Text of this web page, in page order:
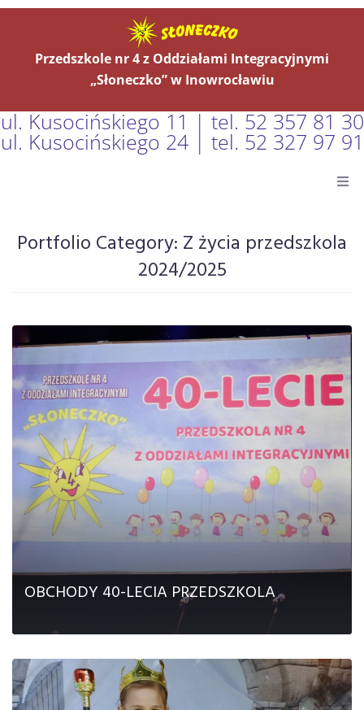
Przedszkole nr 4 z Oddziałami Integracyjnymi
„Słoneczko” w Inowrocławiu
ul. Kusocińskiego 11 | tel. 52 357 81 30
ul. Kusocińskiego 24 | tel. 52 327 97 91
Grupy
Kontakt
Portfolio Category: Z życia przedszkola
2024/2025
OBCHODY 40-LECIA PRZEDSZKOLA